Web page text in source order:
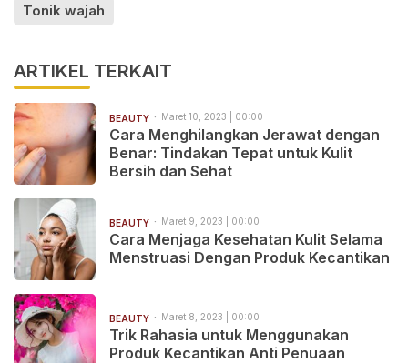
Tonik wajah
ARTIKEL TERKAIT
BEAUTY Maret 10, 2023 | 00:00
Cara Menghilangkan Jerawat dengan
Benar: Tindakan Tepat untuk Kulit
Bersih dan Sehat
BEAUTY Maret 9, 2023 | 00:00
Cara Menjaga Kesehatan Kulit Selama
Menstruasi Dengan Produk Kecantikan
BEAUTY Maret 8, 2023 | 00:00
Trik Rahasia untuk Menggunakan
Produk Kecantikan Anti Penuaan